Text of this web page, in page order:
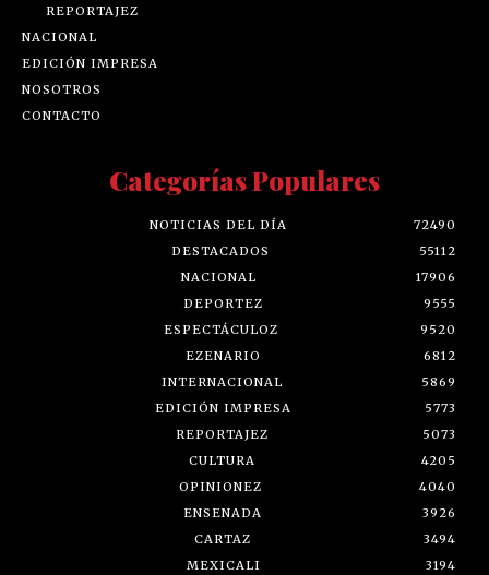
REPORTAJEZ
NACIONAL
EDICIÓN IMPRESA
NOSOTROS
CONTACTO
Categorías Populares
NOTICIAS DEL DÍA
72490
DESTACADOS
55112
NACIONAL
17906
DEPORTEZ
9555
ESPECTÁCULOZ
9520
EZENARIO
6812
INTERNACIONAL
5869
EDICIÓN IMPRESA
5773
REPORTAJEZ
5073
CULTURA
4205
OPINIONEZ
4040
ENSENADA
3926
CARTAZ
3494
MEXICALI
3194